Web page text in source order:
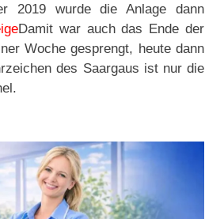
2019 wurde die Anlage dann
Damit war auch das Ende der
Woche gesprengt, heute dann
des Saargaus ist nur die